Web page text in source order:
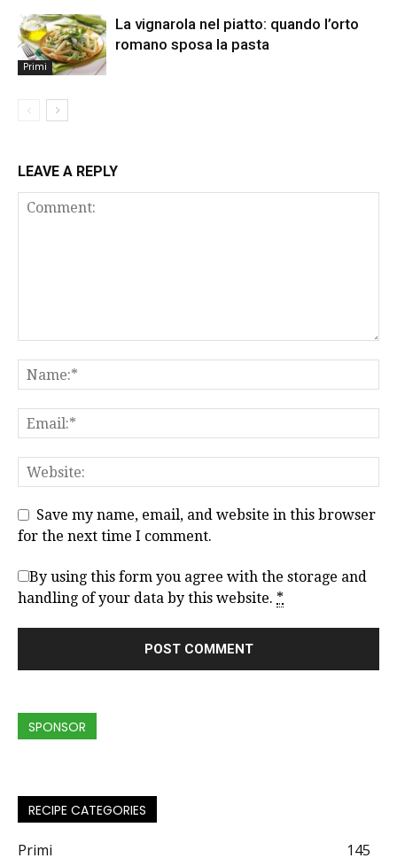
Primi
La vignarola nel piatto: quando l’orto
romano sposa la pasta
LEAVE A REPLY
Save my name, email, and website in this browser
for the next time I comment.
By using this form you agree with the storage and
handling of your data by this website. *
SPONSOR
RECIPE CATEGORIES
Primi
145